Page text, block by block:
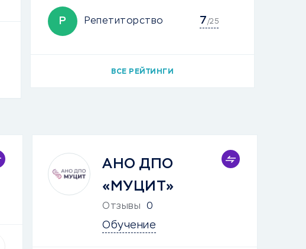
Р Репетиторство 7/25
ВСЕ РЕЙТИНГИ
АНО ДПО
«МУЦИТ»
Отзывы 0
Обучение